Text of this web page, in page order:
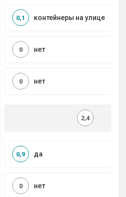
контейнеры на улице
0,1
нет
0
нет
0
2,4
да
0,9
нет
0